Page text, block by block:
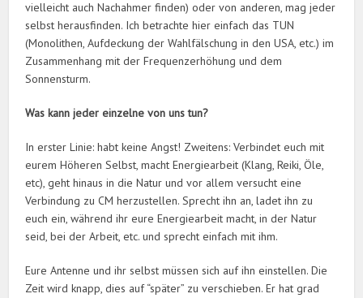
vielleicht auch Nachahmer finden) oder von anderen, mag jeder
selbst herausfinden. Ich betrachte hier einfach das TUN
(Monolithen, Aufdeckung der Wahlfälschung in den USA, etc.) im
Zusammenhang mit der Frequenzerhöhung und dem
Sonnensturm.
Was kann jeder einzelne von uns tun?
In erster Linie: habt keine Angst! Zweitens: Verbindet euch mit
eurem Höheren Selbst, macht Energiearbeit (Klang, Reiki, Öle,
etc), geht hinaus in die Natur und vor allem versucht eine
Verbindung zu CM herzustellen. Sprecht ihn an, ladet ihn zu
euch ein, während ihr eure Energiearbeit macht, in der Natur
seid, bei der Arbeit, etc. und sprecht einfach mit ihm.
Eure Antenne und ihr selbst müssen sich auf ihn einstellen. Die
Zeit wird knapp, dies auf “später” zu verschieben. Er hat grad